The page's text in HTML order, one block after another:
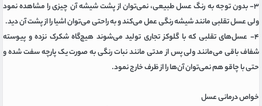
۳- بدون توجه به رنگ عسل طبیعی، نمی‌توان از پشت شیشه آن چیزی را مشاهده نمود
ولی عسل تقلبی مانند شیشه رنگی عمل می‌کند و به راحتی می‌توان اشیا را از پشت آن دید.
۴- عسل‌های تقلبی که با گلوکز تجاری تولید می‌شوند هیچ‌گاه شکرک نزده و پیوسته
شفاف باقی می‌مانند ولی پس از مدتی مانند نبات رنگی به صورت یک پارچه سفت شده و
حتی با چاقو هم نمی‌توان آن‌ها را از ظرف خارج نمود.
خواص درمانی عسل